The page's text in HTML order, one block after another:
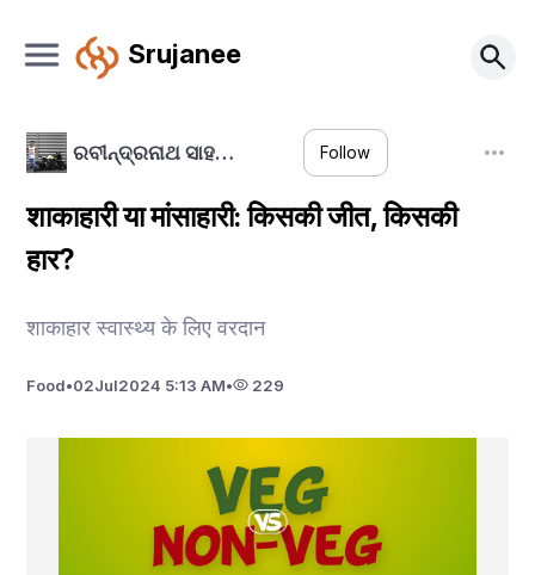
Srujanee
ରବୀନ୍ଦ୍ରନାଥ ସାହ… Follow
शाकाहारी या मांसाहारी: किसकी जीत, किसकी
हार?
शाकाहार स्वास्थ्य के लिए वरदान
Food•02Jul2024 5:13 AM• 229